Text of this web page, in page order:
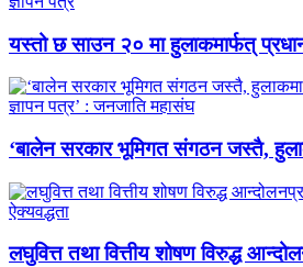
यस्तो छ साउन २० मा हुलाकमार्फत्
‘बालेन सरकार भूमिगत संगठन जस्तै,
लघुवित्त तथा वित्तीय शोषण विरुद्ध